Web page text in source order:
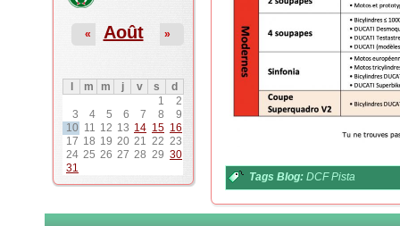
Août
« »
m m j v s
d
1
2
3
4 5 6 7 8
9
10 11 12 13 14 15 16
17 18 19 20 21 22 23
24 25 26 27 28 29 30
31
Tags Blog: DCF Pista